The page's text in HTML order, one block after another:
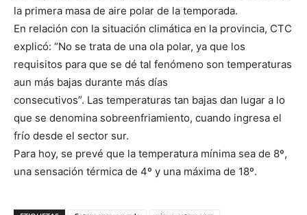
la primera masa de aire polar de la temporada.
En relación con la situación climática en la provincia, CTC
explicó: “No se trata de una ola polar, ya que los
requisitos para que se dé tal fenómeno son temperaturas
aun más bajas durante más días
consecutivos”. Las temperaturas tan bajas dan lugar a lo
que se denomina sobreenfriamiento, cuando ingresa el
frío desde el sector sur.
Para hoy, se prevé que la temperatura mínima sea de 8º,
una sensación térmica de 4º y una máxima de 18º.